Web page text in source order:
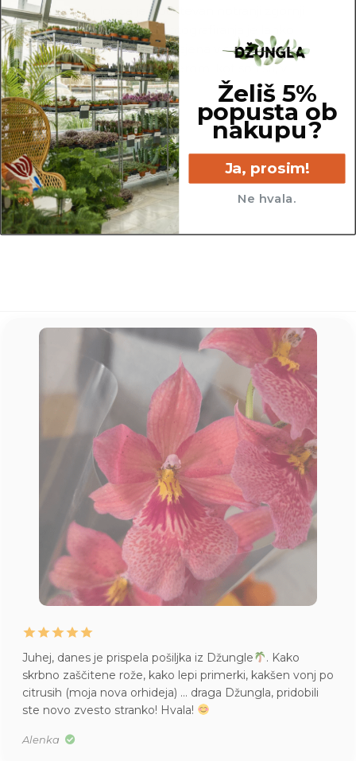
Za premer lonca je upoštevan notranji zgornji
del lonca. Za potrebe fotografiranja je lahko
katera izmed rastlin presajena v sadilni lonec z
večjim ali manjšim premerom, kot so tisti, v
katerih so prodajane.
18 cm
Juhej, danes je prispela pošiljka iz Džungle
. Kako
skrbno zaščitene rože, kako lepi primerki, kakšen vonj po
citrusih (moja nova orhideja) … draga Džungla, pridobili
ste novo zvesto stranko! Hvala!
Alenka
Želiš 5%
popusta ob
nakupu?
Ja, prosim!
Ne hvala.